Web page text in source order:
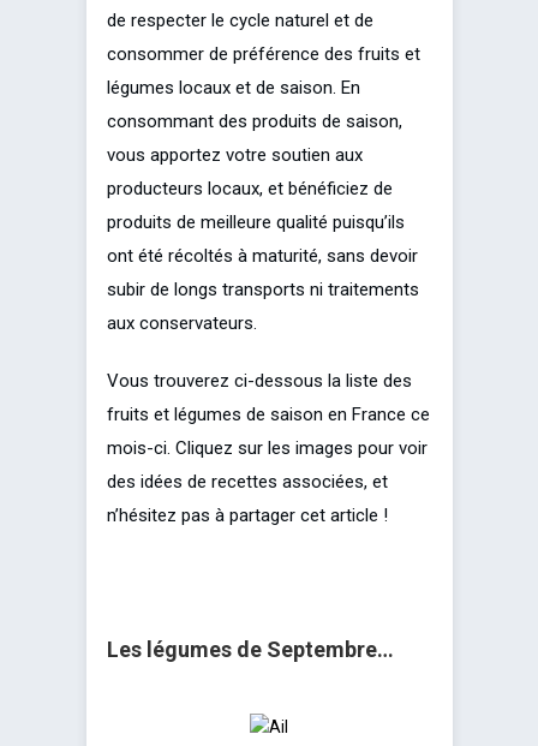
de respecter le cycle naturel et de
consommer de préférence des fruits et
légumes locaux et de saison. En
consommant des produits de saison,
vous apportez votre soutien aux
producteurs locaux, et bénéficiez de
produits de meilleure qualité puisqu’ils
ont été récoltés à maturité, sans devoir
subir de longs transports ni traitements
aux conservateurs.
Vous trouverez ci-dessous la liste des
fruits et légumes de saison en France ce
mois-ci. Cliquez sur les images pour voir
des idées de recettes associées, et
n’hésitez pas à partager cet article !
Les légumes de Septembre…